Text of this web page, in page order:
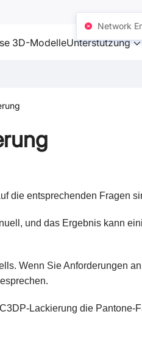
3D-ModelleUnterstützung
die entsprechenden Fragen
und das Ergebnis kann
Wenn Sie Anforderungen
Lackierung die Pantone-
Network